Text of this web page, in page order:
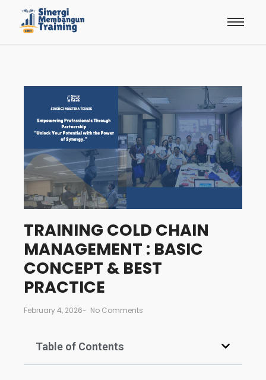
TRAINING COLD CHAIN
MANAGEMENT : BASIC
CONCEPT & BEST
PRACTICE
February 4, 2026- No Comments
Table of Contents